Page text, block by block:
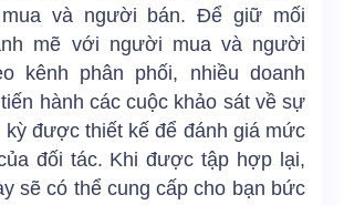
và người bán. Để giữ mối
mẽ với người mua và người
kênh phân phối, nhiều doanh
hành các cuộc khảo sát về sự
kỳ được thiết kế để đánh giá mức
đối tác. Khi được tập hợp lại,
sẽ có thể cung cấp cho bạn bức